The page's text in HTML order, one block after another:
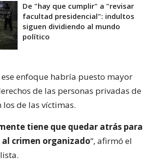
De "hay que cumplir" a "revisar
facultad presidencial": indultos
siguen dividiendo al mundo
político
enfoque habría puesto mayor
de las personas privadas de
de las víctimas.
tiene que quedar atrás para
crimen organizado“, afirmó el